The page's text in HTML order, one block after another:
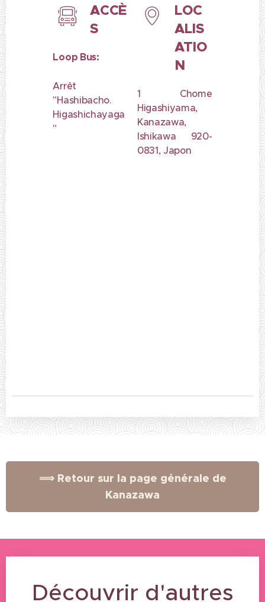
ACCÈ
S
Loop Bus:
Arrêt
"Hashibacho.
Higashichayaga
"
LOC
ALIS
ATIO
N
1 Chome
Higashiyama,
Kanazawa,
Ishikawa 920-
0831, Japon
⟹ Retour sur la page générale de
Kanazawa
Découvrir d'autres